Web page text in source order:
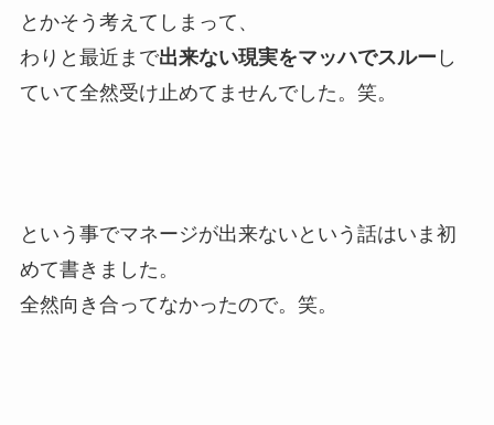
とかそう考えてしまって、
わりと最近まで出来ない現実をマッハでスルー し
ていて全然受け止めてませんでした。笑。
という事でマネージが出来ないという話はいま初
めて書きました。
全然向き合ってなかったので。笑。